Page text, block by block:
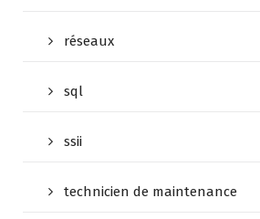
réseaux
sql
ssii
technicien de maintenance